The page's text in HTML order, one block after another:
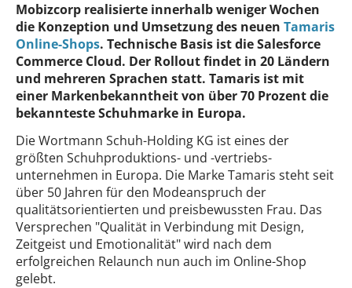
Mobizcorp realisierte innerhalb weniger Wochen
die Konzeption und Umsetzung des neuen Tamaris
Online-Shops. Technische Basis ist die Salesforce
Commerce Cloud. Der Rollout findet in 20 Ländern
und mehreren Sprachen statt. Tamaris ist mit
einer Markenbekanntheit von über 70 Prozent die
bekannteste Schuhmarke in Europa.
Die Wortmann Schuh-Holding KG ist eines der
größten Schuhproduktions- und -vertriebs-
unternehmen in Europa. Die Marke Tamaris steht seit
über 50 Jahren für den Modeanspruch der
qualitätsorientierten und preisbewussten Frau. Das
Versprechen "Qualität in Verbindung mit Design,
Zeitgeist und Emotionalität" wird nach dem
erfolgreichen Relaunch nun auch im Online-Shop
gelebt.